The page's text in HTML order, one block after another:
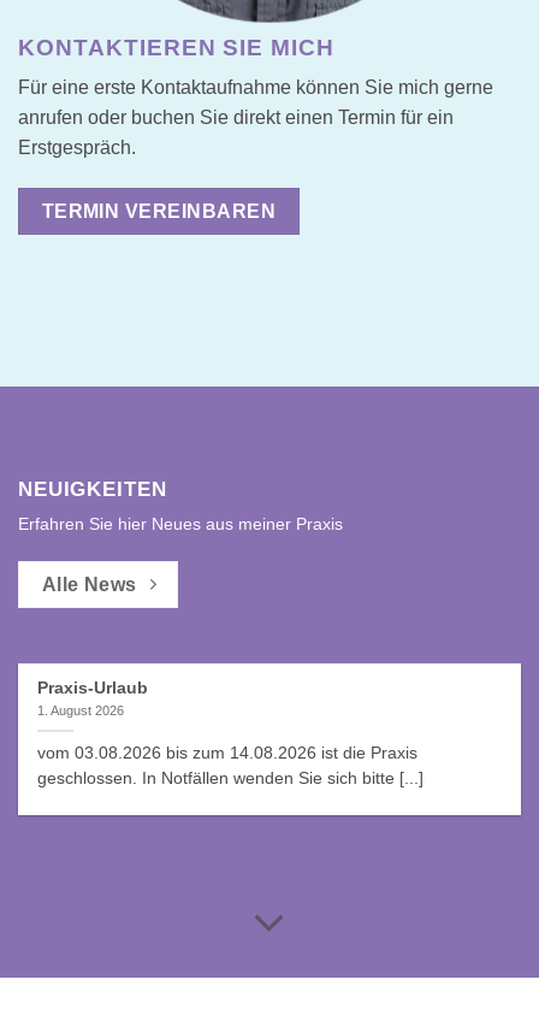
KONTAKTIEREN SIE MICH
Für eine erste Kontaktaufnahme können Sie mich gerne
anrufen oder buchen Sie direkt einen Termin für ein
Erstgespräch.
TERMIN VEREINBAREN
NEUIGKEITEN
Erfahren Sie hier Neues aus meiner Praxis
Alle News
Praxis-Urlaub
1. August 2026
vom 03.08.2026 bis zum 14.08.2026 ist die Praxis
geschlossen. In Notfällen wenden Sie sich bitte [...]